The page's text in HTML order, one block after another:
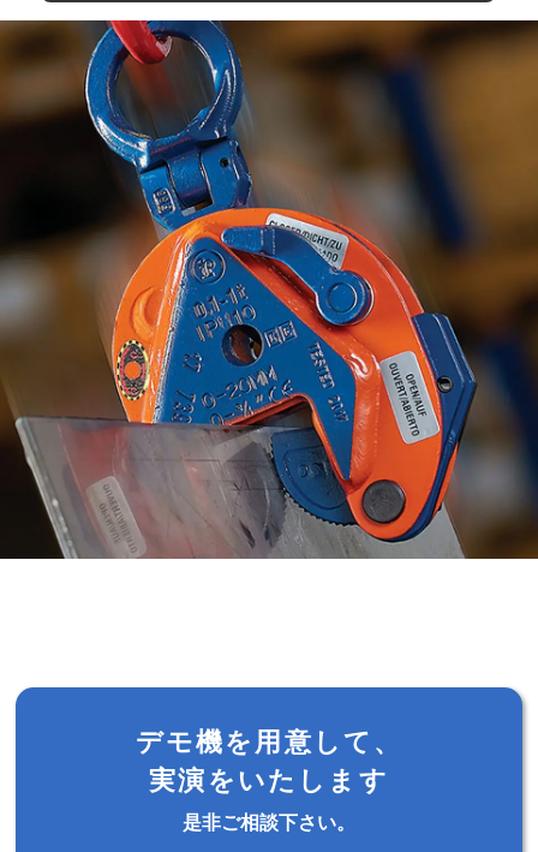
デモ機を用意して、
実演をいたします
是非ご相談下さい。